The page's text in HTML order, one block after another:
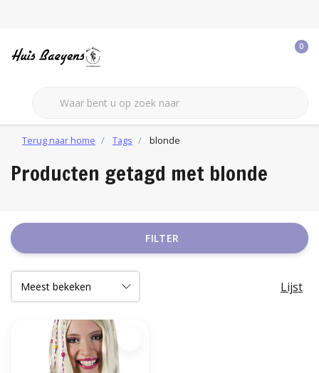
0
Terug naar home Tags blonde
Producten getagd met blonde
FILTER
Lijst